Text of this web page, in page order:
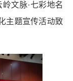
文脉·七彩地名
主题宣传活动致